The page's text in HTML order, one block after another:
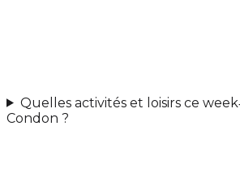
Quelles activités et loisirs ce
Condon ?